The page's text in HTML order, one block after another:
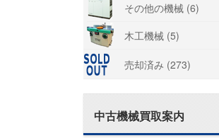
その他の機械 (6)
木工機械 (5)
売却済み (273)
中古機械買取案内